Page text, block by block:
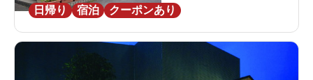
日帰り
宿泊 クーポンあり